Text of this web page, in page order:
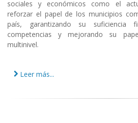
sociales y económicos como el
reforzar el papel de los municipios
país, garantizando su suficiencia
competencias y mejorando su
multinivel.
Leer más...